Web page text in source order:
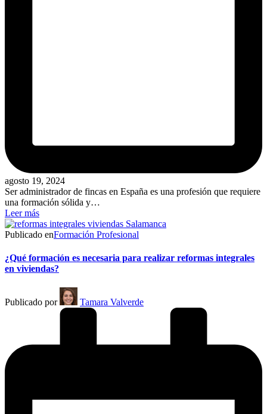
agosto 19, 2024
Ser administrador de fincas en España es una profesión que requiere
una formación sólida y…
Leer más
Publicado enFormación Profesional
¿Qué formación es necesaria para realizar reformas integrales
en viviendas?
Publicado por Tamara Valverde